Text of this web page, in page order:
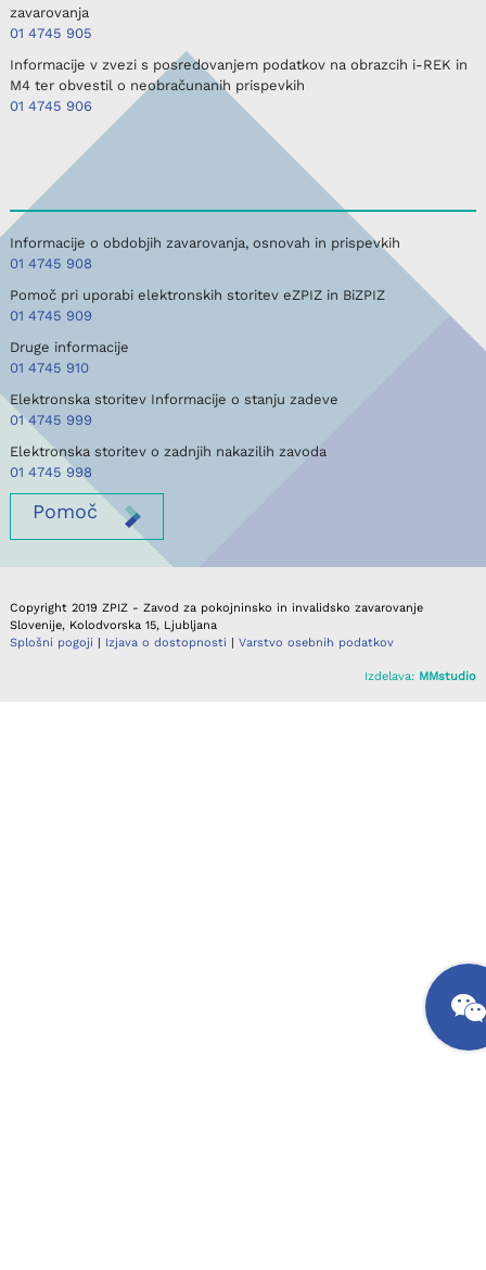
zavarovanja
01 4745 905
Informacije v zvezi s posredovanjem podatkov na obrazcih i-REK in
M4 ter obvestil o neobračunanih prispevkih
01 4745 906
Informacije o obdobjih zavarovanja, osnovah in prispevkih
01 4745 908
Pomoč pri uporabi elektronskih storitev eZPIZ in BiZPIZ
01 4745 909
Druge informacije
01 4745 910
Elektronska storitev Informacije o stanju zadeve
01 4745 999
Elektronska storitev o zadnjih nakazilih zavoda
01 4745 998
Pomoč
Copyright 2019 ZPIZ - Zavod za pokojninsko in invalidsko zavarovanje
Slovenije, Kolodvorska 15, Ljubljana
Splošni pogoji
Izjava o dostopnosti Varstvo osebnih podatkov
Izdelava: MMstudio